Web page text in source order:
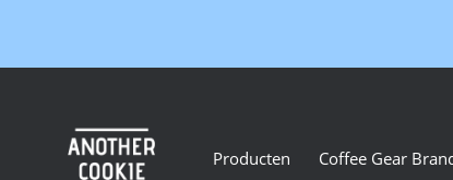
Producten Coffee Gear